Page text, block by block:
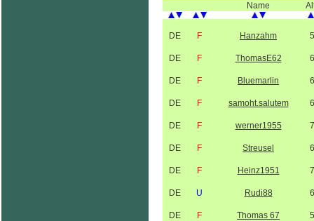
Name
DE F Hanzahm
DE F ThomasE62
DE F Bluemarlin
DE F samoht.salutem
DE F werner1955
DE F Streusel
DE F Heinz1951
DE U Rudi88
DE F Thomas 67